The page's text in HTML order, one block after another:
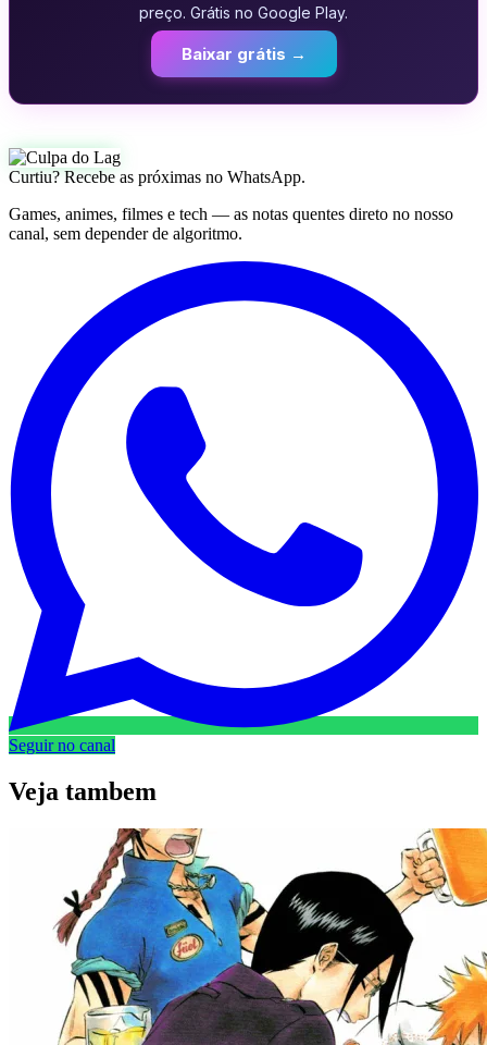
preço. Grátis no Google Play.
Baixar grátis →
Curtiu? Recebe as próximas no WhatsApp.
Games, animes, filmes e tech — as notas quentes direto no nosso
canal, sem depender de algoritmo.
Seguir no canal
Veja tambem